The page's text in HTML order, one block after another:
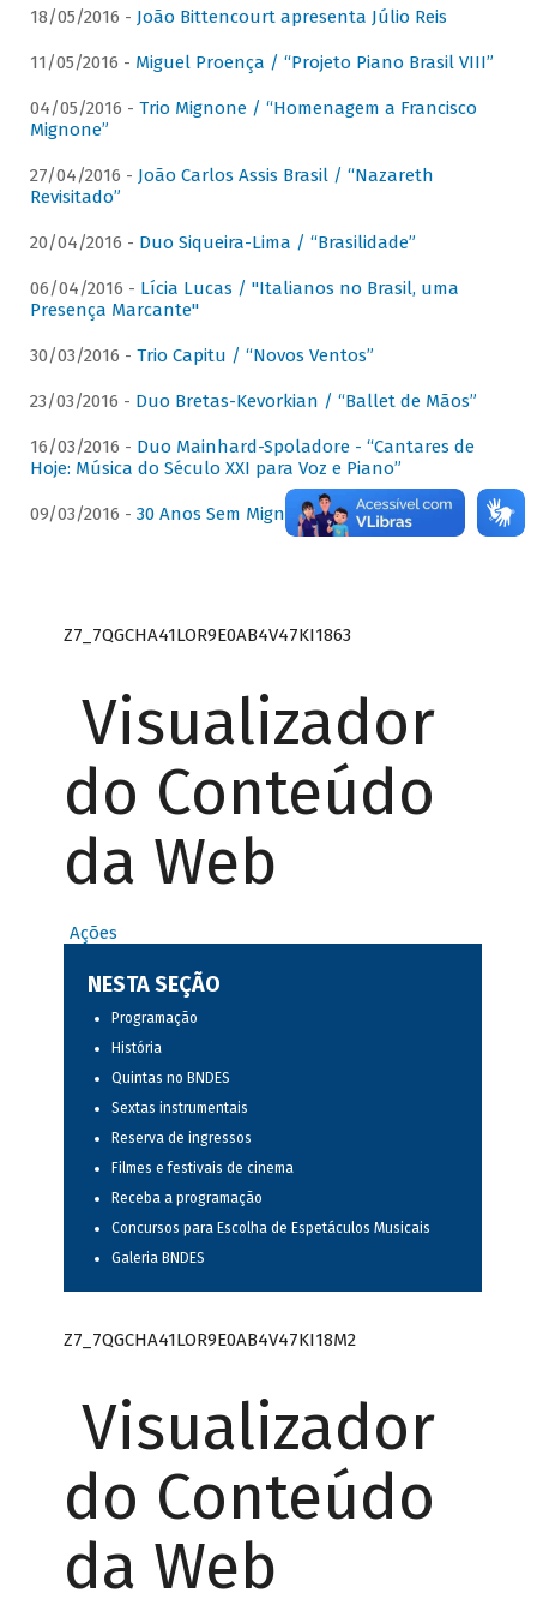
18/05/2016 - João Bittencourt apresenta Júlio Reis
11/05/2016 - Miguel Proença / “Projeto Piano Brasil VIII”
04/05/2016 - Trio Mignone / “Homenagem a Francisco
Mignone”
27/04/2016 - João Carlos Assis Brasil / “Nazareth
Revisitado”
20/04/2016 - Duo Siqueira-Lima / “Brasilidade”
06/04/2016 - Lícia Lucas / "Italianos no Brasil, uma
Presença Marcante"
30/03/2016 - Trio Capitu / “Novos Ventos”
23/03/2016 - Duo Bretas-Kevorkian / “Ballet de Mãos”
16/03/2016 - Duo Mainhard-Spoladore - “Cantares de
Hoje: Música do Século XXI para Voz e Piano”
09/03/2016 - 30 Anos Sem Mignone
Z7_7QGCHA41LOR9E0AB4V47KI1863
Visualizador
do Conteúdo
da Web
Ações
NESTA SEÇÃO
Programação
História
Quintas no BNDES
Sextas instrumentais
Reserva de ingressos
Filmes e festivais de cinema
Receba a programação
Concursos para Escolha de Espetáculos Musicais
Galeria BNDES
Z7_7QGCHA41LOR9E0AB4V47KI18M2
Visualizador
do Conteúdo
da Web